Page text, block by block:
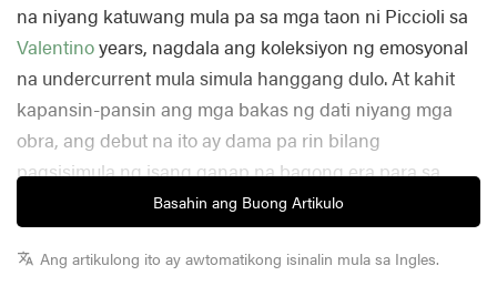
na niyang katuwang mula pa sa mga taon ni Piccioli sa
Valentinoyears, nagdala ang koleksiyon ng emosyonal
na undercurrent mula simula hanggang dulo. At kahit
kapansin-pansin ang mga bakas ng dati niyang mga
obra, ang debut na ito ay dama pa rin bilang
pagsisimula ng isang ganap na bagong era para sa
Ang texture ang nasa sentro ng buong lineup, kung
Basahin ang Buong Artikulo
Ang artikulong ito ay awtomatikong isinalin mula sa Ingles.